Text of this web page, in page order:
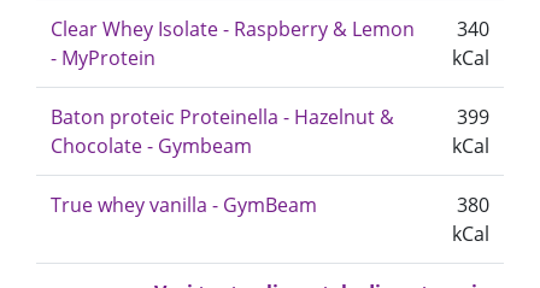
Clear Whey Isolate - Raspberry & Lemon
- MyProtein
340
kCal
Baton proteic Proteinella - Hazelnut &
Chocolate - Gymbeam
399
kCal
True whey vanilla - GymBeam
380
kCal